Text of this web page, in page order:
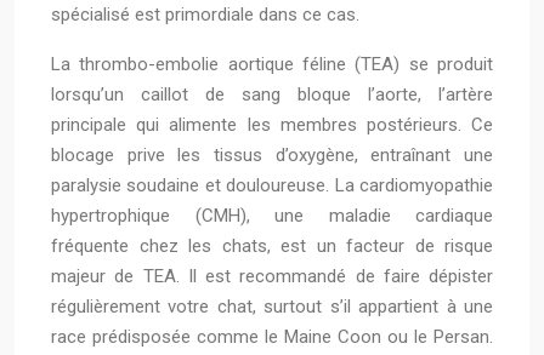
spécialisé est primordiale dans ce cas.
La thrombo-embolie aortique féline (TEA) se produit
lorsqu’un caillot de sang bloque l’aorte, l’artère
principale qui alimente les membres postérieurs. Ce
blocage prive les tissus d’oxygène, entraînant une
paralysie soudaine et douloureuse. La cardiomyopathie
hypertrophique (CMH), une maladie cardiaque
fréquente chez les chats, est un facteur de risque
majeur de TEA. Il est recommandé de faire dépister
régulièrement votre chat, surtout s’il appartient à une
race prédisposée comme le Maine Coon ou le Persan.